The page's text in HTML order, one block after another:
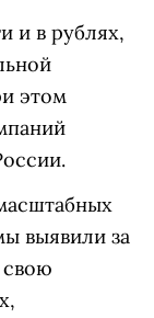
и в рублях,
этом
выявили за
свою